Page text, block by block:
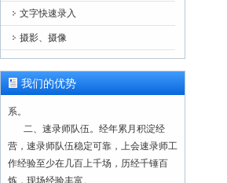
文字快速录入
摄影、摄像
我们的优势
一、正规注册，合法经营。本单位为
正规注册公司（营业执照注册号：
91110228103008056T），成立于2000
年8月。建立有质量监控与管理服务体
系。
二、速录师队伍。经年累月积淀经
营，速录师队伍稳定可靠，上会速录师工
作经验至少在几百上千场，历经千锤百
炼，现场经验丰富。